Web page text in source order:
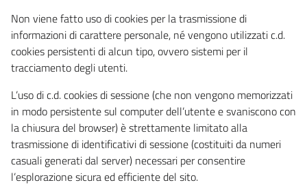
Non viene fatto uso di cookies per la trasmissione di
informazioni di carattere personale, né vengono utilizzati c.d.
cookies persistenti di alcun tipo, ovvero sistemi per il
tracciamento degli utenti.
L’uso di c.d. cookies di sessione (che non vengono memorizzati
in modo persistente sul computer dell’utente e svaniscono con
la chiusura del browser) è strettamente limitato alla
trasmissione di identificativi di sessione (costituiti da numeri
casuali generati dal server) necessari per consentire
l’esplorazione sicura ed efficiente del sito.